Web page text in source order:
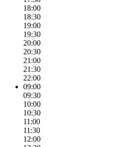
18:00
18:30
19:00
19:30
20:00
20:30
21:00
21:30
22:00
09:00
09:30
10:00
10:30
11:00
11:30
12:00